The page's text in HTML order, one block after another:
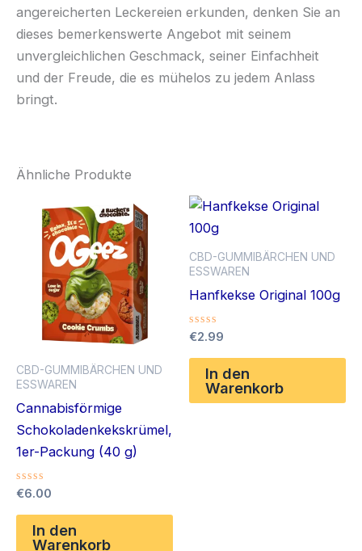
angereicherten Leckereien erkunden, denken Sie an
dieses bemerkenswerte Angebot mit seinem
unvergleichlichen Geschmack, seiner Einfachheit
und der Freude, die es mühelos zu jedem Anlass
bringt.
Ähnliche Produkte
CBD-GUMMIBÄRCHEN UND
ESSWAREN
Cannabisförmige
Schokoladenkekskrümel,
1er-Packung (40 g)
Bewertet
0
von
€6.00
In den
Warenkorb
CBD-GUMMIBÄRCHEN UND
ESSWAREN
Hanfkekse Original 100g
Bewertet
0
von
€2.99
In den
Warenkorb